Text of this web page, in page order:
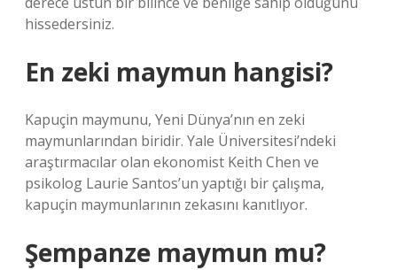
hissedersiniz.
En zeki maymun hangisi?
Kapuçin maymunu, Yeni Dünya’nın en zeki
maymunlarından biridir. Yale Üniversitesi’ndeki
araştırmacılar olan ekonomist Keith Chen ve
psikolog Laurie Santos’un yaptığı bir çalışma,
kapuçin maymunlarının zekasını kanıtlıyor.
Şempanze maymun mu?